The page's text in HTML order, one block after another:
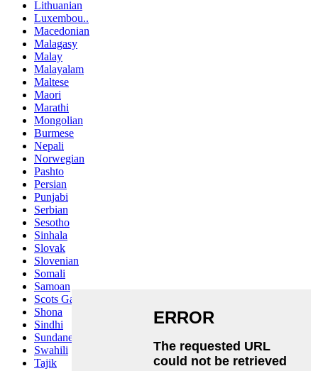
Lithuanian
Luxembou..
Macedonian
Malagasy
Malay
Malayalam
Maltese
Maori
Marathi
Mongolian
Burmese
Nepali
Norwegian
Pashto
Persian
Punjabi
Serbian
Sesotho
Sinhala
Slovak
Slovenian
Somali
Samoan
Scots Gaelic
Shona
Sindhi
Sundanese
Swahili
Tajik